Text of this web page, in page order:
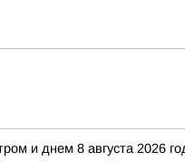
и днем 8 августа 2026